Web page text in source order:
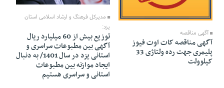
آگهی مناقصه
آگهی مناقصه کات اوت فیوز
پلیمری جهت رده ولتاژی 33
کیلوولت
مدیرکل فرهنگ و ارشاد اسلامی استان
یزد:
توزیع بیش از 60 میلیارد ريال
آگهی بین مطبوعات سراسری و
استانی یزد در سال 1401/ به دنبال
ایجاد موازنه بین مطبوعات
استانی و سراسری هستیم